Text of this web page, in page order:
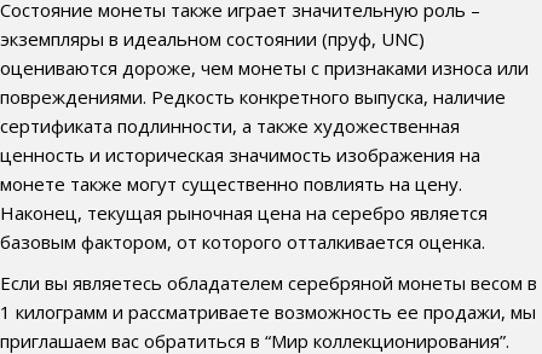
Состояние монеты также играет значительную роль –
экземпляры в идеальном состоянии (пруф, UNC)
оцениваются дороже, чем монеты с признаками износа или
повреждениями. Редкость конкретного выпуска, наличие
сертификата подлинности, а также художественная
ценность и историческая значимость изображения на
монете также могут существенно повлиять на цену.
Наконец, текущая рыночная цена на серебро является
базовым фактором, от которого отталкивается оценка.
Если вы являетесь обладателем серебряной монеты весом в
1 килограмм и рассматриваете возможность ее продажи, мы
приглашаем вас обратиться в “Мир коллекционирования”.